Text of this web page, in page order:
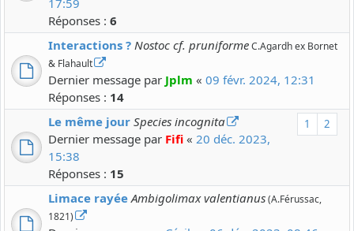
17:59
Réponses : 6
Interactions ? Nostoc cf. pruniformeC.Agardh ex Bornet
& Flahault
Dernier message par Jplm « 09 févr. 2024, 12:31
Réponses : 14
1 2
Le même jour Species incognita
Dernier message par Fifi « 20 déc. 2023,
15:38
Réponses : 15
Limace rayée Ambigolimax valentianus(A.Férussac,
1821)